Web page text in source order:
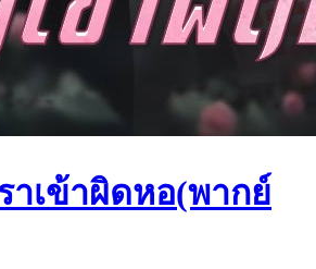
าเข้าผิดหอ(พากย์